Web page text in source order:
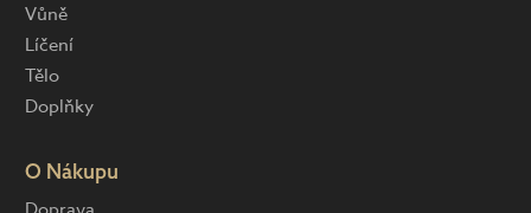
Vůně
Líčení
Tělo
Doplňky
O Nákupu